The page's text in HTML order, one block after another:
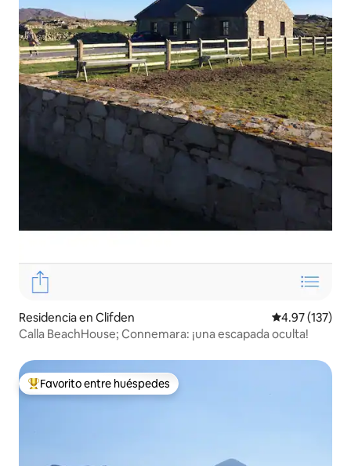
Residencia en Clifden Calificación
4.97 (137)
Calla BeachHouse; Connemara: ¡una escapada oculta!
De los mejores en Favorito entre huéspedes
Favorito entre huéspedes